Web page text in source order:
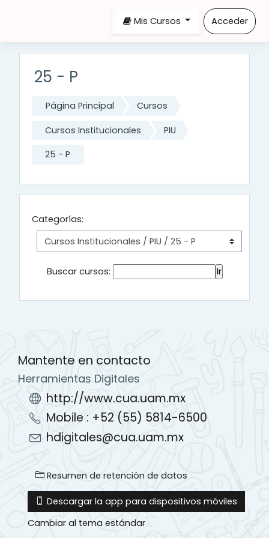
Mis Cursos Acceder
25 - P
Página Principal Cursos
Cursos Institucionales PIU
25 - P
Categorías:
Buscar cursos:
Mantente en contacto
Herramientas Digitales
http://www.cua.uam.mx
Mobile : +52 (55) 5814-6500
hdigitales@cua.uam.mx
Resumen de retención de datos
Descargar la app para dispositivos móviles
Cambiar al tema estándar